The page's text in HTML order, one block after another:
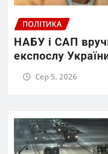
ПОЛІТИКА
НАБУ і САП
експослу
Сер 5, 2026